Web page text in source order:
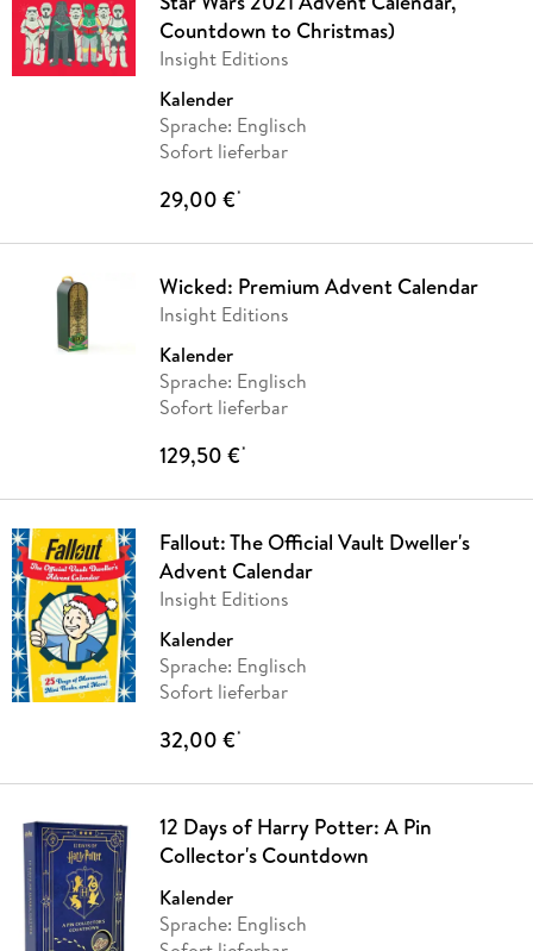
Countdown to Christmas)
Insight Editions
Kalender
Sprache: Englisch
Sofort lieferbar
29,00 €*
Wicked: Premium Advent Calendar
Insight Editions
Kalender
Sprache: Englisch
Sofort lieferbar
129,50 €*
Fallout: The Official Vault Dweller's
Advent Calendar
Insight Editions
Kalender
Sprache: Englisch
Sofort lieferbar
32,00 €*
12 Days of Harry Potter: A Pin
Collector's Countdown
Kalender
Sprache: Englisch